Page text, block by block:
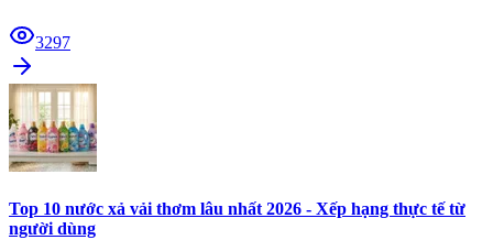
3297
Top 10 nước xả vải thơm lâu nhất 2026 - Xếp hạng thực tế từ
người dùng